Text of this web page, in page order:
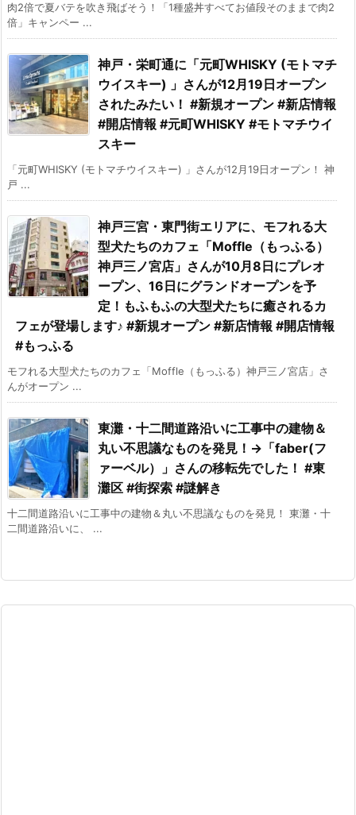
肉2倍で夏バテを吹き飛ばそう！「1種盛丼すべてお値段そのままで肉2
倍」キャンペー ...
神戸・栄町通に「元町WHISKY (モトマチ
ウイスキー) 」さんが12月19日オープン
されたみたい！ #新規オープン #新店情報
#開店情報 #元町WHISKY #モトマチウイ
スキー
「元町WHISKY (モトマチウイスキー) 」さんが12月19日オープン！ 神
戸 ...
神戸三宮・東門街エリアに、モフれる大
型犬たちのカフェ「Moffle（もっふる）
神戸三ノ宮店」さんが10月8日にプレオ
ープン、16日にグランドオープンを予
定！もふもふの大型犬たちに癒されるカ
フェが登場します♪ #新規オープン #新店情報 #開店情報
#もっふる
モフれる大型犬たちのカフェ「Moffle（もっふる）神戸三ノ宮店」さ
んがオープン ...
東灘・十二間道路沿いに工事中の建物＆
丸い不思議なものを発見！→「faber(フ
ァーベル）」さんの移転先でした！ #東
灘区 #街探索 #謎解き
十二間道路沿いに工事中の建物＆丸い不思議なものを発見！ 東灘・十
二間道路沿いに、 ...